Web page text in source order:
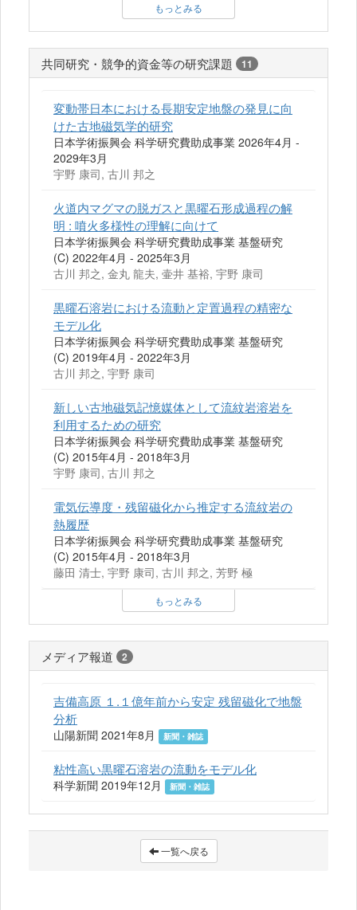
もっとみる
共同研究・競争的資金等の研究課題 11
変動帯日本における長期安定地盤の発見に向
けた古地磁気学的研究
日本学術振興会 科学研究費助成事業 2026年4月 -
2029年3月
宇野 康司, 古川 邦之
火道内マグマの脱ガスと黒曜石形成過程の解
明 : 噴火多様性の理解に向けて
日本学術振興会 科学研究費助成事業 基盤研究
(C) 2022年4月 - 2025年3月
古川 邦之, 金丸 龍夫, 壷井 基裕, 宇野 康司
黒曜石溶岩における流動と定置過程の精密な
モデル化
日本学術振興会 科学研究費助成事業 基盤研究
(C) 2019年4月 - 2022年3月
古川 邦之, 宇野 康司
新しい古地磁気記憶媒体として流紋岩溶岩を
利用するための研究
日本学術振興会 科学研究費助成事業 基盤研究
(C) 2015年4月 - 2018年3月
宇野 康司, 古川 邦之
電気伝導度・残留磁化から推定する流紋岩の
熱履歴
日本学術振興会 科学研究費助成事業 基盤研究
(C) 2015年4月 - 2018年3月
藤田 清士, 宇野 康司, 古川 邦之, 芳野 極
もっとみる
メディア報道 2
吉備高原 １.１億年前から安定 残留磁化で地盤
分析
山陽新聞 2021年8月 新聞・雑誌
粘性高い黒曜石溶岩の流動をモデル化
科学新聞 2019年12月 新聞・雑誌
一覧へ戻る